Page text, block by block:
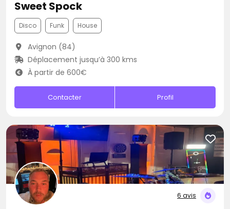
Sweet Spock
Disco Funk House
Avignon (84)
Déplacement jusqu’à 300 kms
À partir de 600€
Contacter Profil
6 avis